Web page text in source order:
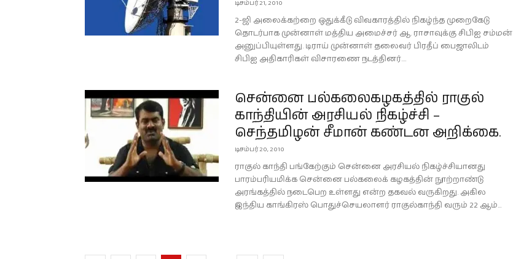
டிசம்பர் 21, 2010
2-ஜி அலைக்கற்றை ஒதுக்கீடு விவகாரத்தில் நிகழ்ந்த முறைகேடு
தொடர்பாக முன்னாள் மத்திய அமைச்சர் ஆ. ராசாவுக்கு சிபிஐ சம்மன்
அனுப்பியுள்ளது. டிராய் முன்னாள் தலைவர் பிரதீப் பைஜாலிடம்
சிபிஐ அதிகாரிகள் விசாரணை நடத்தினர்....
சென்னை பல்கலைகழகத்தில் ராகுல்
காந்தியின் அரசியல் நிகழ்ச்சி –
செந்தமிழன் சீமான் கண்டன அறிக்கை.
டிசம்பர் 20, 2010
ராகுல் காந்தி பங்கேற்கும் சென்னை அரசியல் நிகழ்ச்சியானது
பாரம்பரியமிக்க சென்னை பல்கலைக் கழகத்தின் நூற்றாண்டு
அரங்கத்தில் நடைபெற உள்ளது என்ற தகவல் வருகிறது. அகில
இந்திய காங்கிரஸ் பொதுச்செயலாளர் ராகுல்காந்தி வரும் 22 ஆம்...